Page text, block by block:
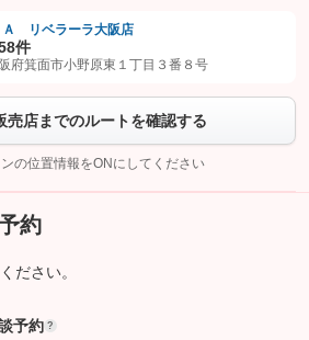
トを友だち追加してから「許可する」ボタンを押
タンをタップして問い合わせを
。
こちら
Ａ リベラーラ大阪店
件
府箕面市小野原東１丁目３番８号
売店までのルートを確認する
の位置情報をONにしてください
約
ださい。
予約 ?